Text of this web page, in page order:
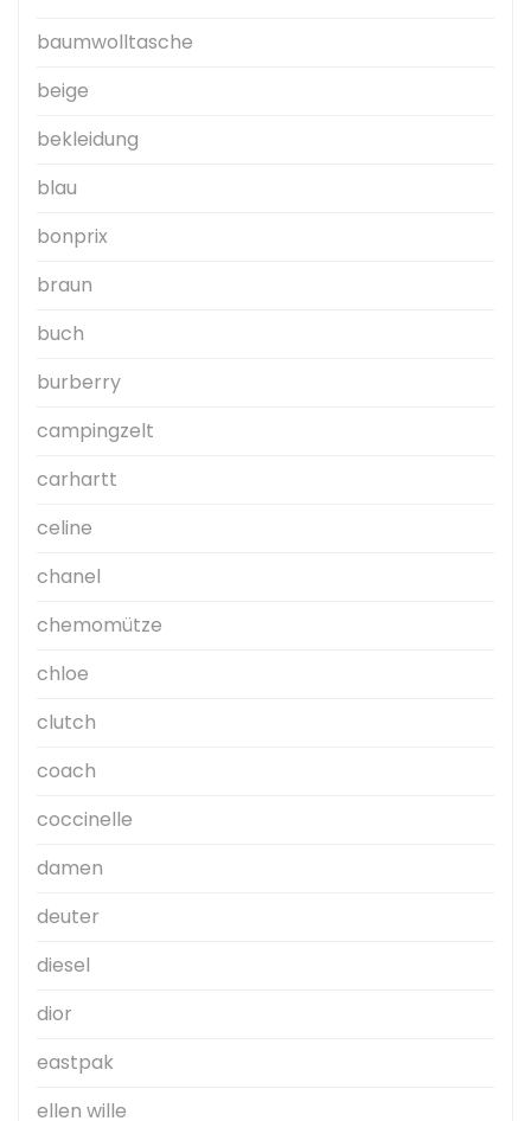
baumwolltasche
beige
bekleidung
blau
bonprix
braun
buch
burberry
campingzelt
carhartt
celine
chanel
chemomütze
chloe
clutch
coach
coccinelle
damen
deuter
diesel
dior
eastpak
ellen wille